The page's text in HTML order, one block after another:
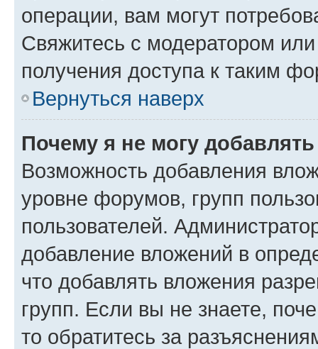
операции, вам могут
Свяжитесь с модератором
получения доступа к таким
Вернуться наверх
Почему я не могу
Возможность добавления
уровне форумов, групп
пользователей.
добавление вложений в
что добавлять вложения
групп. Если вы не знаете,
то обратитесь за